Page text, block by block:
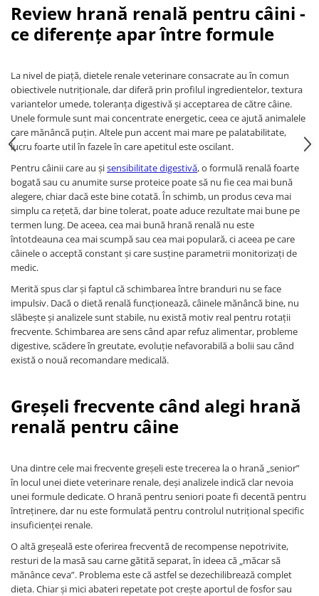
Review hrană renală pentru câini -
ce diferențe apar între formule
La nivel de piață, dietele renale veterinare consacrate au în comun
obiectivele nutriționale, dar diferă prin profilul ingredientelor, textura
variantelor umede, toleranța digestivă și acceptarea de către câine.
Unele formule sunt mai concentrate energetic, ceea ce ajută animalele
care mănâncă puțin. Altele pun accent mai mare pe palatabilitate,
lucru foarte util în fazele în care apetitul este oscilant.
Pentru câinii care au șisensibilitate digestivă, o formulă renală foarte
bogată sau cu anumite surse proteice poate să nu fie cea mai bună
alegere, chiar dacă este bine cotată. În schimb, un produs ceva mai
simplu ca rețetă, dar bine tolerat, poate aduce rezultate mai bune pe
termen lung. De aceea, cea mai bună hrană renală nu este
întotdeauna cea mai scumpă sau cea mai populară, ci aceea pe care
câinele o acceptă constant și care susține parametrii monitorizați de
medic.
Merită spus clar și faptul că schimbarea între branduri nu se face
impulsiv. Dacă o dietă renală funcționează, câinele mănâncă bine, nu
slăbește și analizele sunt stabile, nu există motiv real pentru rotații
frecvente. Schimbarea are sens când apar refuz alimentar, probleme
digestive, scădere în greutate, evoluție nefavorabilă a bolii sau când
există o nouă recomandare medicală.
Greșeli frecvente când alegi hrană
renală pentru câine
Una dintre cele mai frecvente greșeli este trecerea la o hrană „senior”
în locul unei diete veterinare renale, deși analizele indică clar nevoia
unei formule dedicate. O hrană pentru seniori poate fi decentă pentru
întreținere, dar nu este formulată pentru controlul nutrițional specific
insuficienței renale.
O altă greșeală este oferirea frecventă de recompense nepotrivite,
resturi de la masă sau carne gătită separat, în ideea că „măcar să
mănânce ceva”. Problema este că astfel se dezechilibrează complet
dieta. Chiar și mici abateri repetate pot crește aportul de fosfor sau